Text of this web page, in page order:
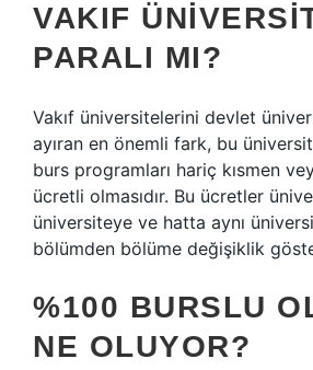
VAKIF
PARALI MI?
Vakıf üniversitelerini devlet
ayıran en önemli fark, bu
burs programları hariç kısmen
ücretli olmasıdır. Bu ücretler
üniversiteye ve hatta aynı
bölümden bölüme değişiklik
%100 BURSLU
NE OLUYOR?